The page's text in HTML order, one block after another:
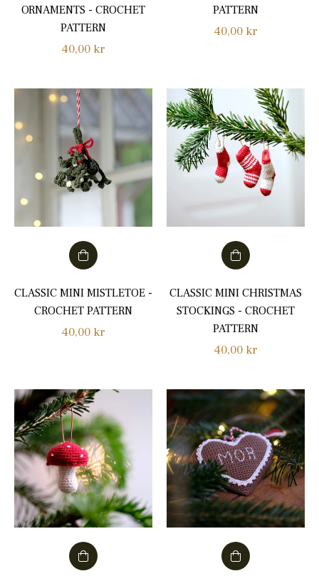
ORNAMENTS - CROCHET
PATTERN
Normalpris
40,00 kr
PATTERN
Normalpris
40,00 kr
CLASSIC MINI MISTLETOE -
CROCHET PATTERN
Normalpris
40,00 kr
CLASSIC MINI CHRISTMAS
STOCKINGS - CROCHET
PATTERN
Normalpris
40,00 kr